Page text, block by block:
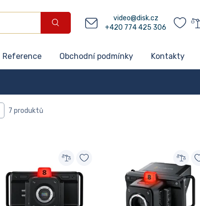
video@disk.cz
+420 774 425 306
Reference Obchodní podmínky Kontakty
7 produktů